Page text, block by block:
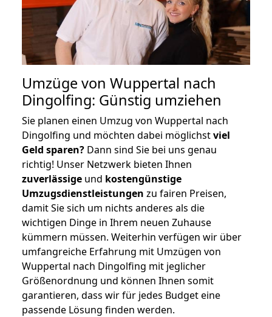
Umzüge von Wuppertal nach
Dingolfing: Günstig umziehen
Sie planen einen Umzug von Wuppertal nach
Dingolfing und möchten dabei möglichstviel
Geld sparen? Dann sind Sie bei uns genau
richtig! Unser Netzwerk bieten Ihnen
zuverlässige und kostengünstige
Umzugsdienstleistungen zu fairen Preisen,
damit Sie sich um nichts anderes als die
wichtigen Dinge in Ihrem neuen Zuhause
kümmern müssen. Weiterhin verfügen wir über
umfangreiche Erfahrung mit Umzügen von
Wuppertal nach Dingolfing mit jeglicher
Größenordnung und können Ihnen somit
garantieren, dass wir für jedes Budget eine
passende Lösung finden werden.